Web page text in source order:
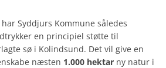
Syddjurs Kommune således
en principiel støtte til
sø i Kolindsund. Det vil give en
næsten 1.000 hektar ny natur i